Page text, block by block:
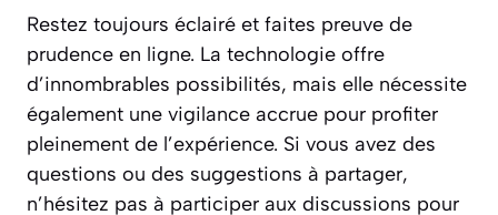
Restez toujours éclairé et faites preuve de
prudence en ligne. La technologie offre
d’innombrables possibilités, mais elle nécessite
également une vigilance accrue pour profiter
pleinement de l’expérience. Si vous avez des
questions ou des suggestions à partager,
n’hésitez pas à participer aux discussions pour